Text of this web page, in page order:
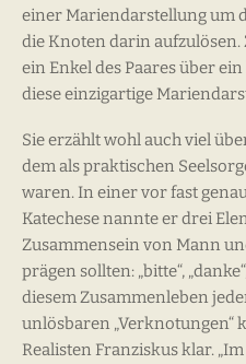
einer Mariendarstellung um
die Knoten darin
ein Enkel des Paares über
diese einzigartige
Sie erzählt wohl auch viel
dem als praktischen
waren. In einer vor fast
Katechese nannte er drei
Zusammensein von Mann
prägen sollten: „bitte“,
diesem Zusammenleben
unlösbaren „Verknotungen“
Realisten Franziskus klar.